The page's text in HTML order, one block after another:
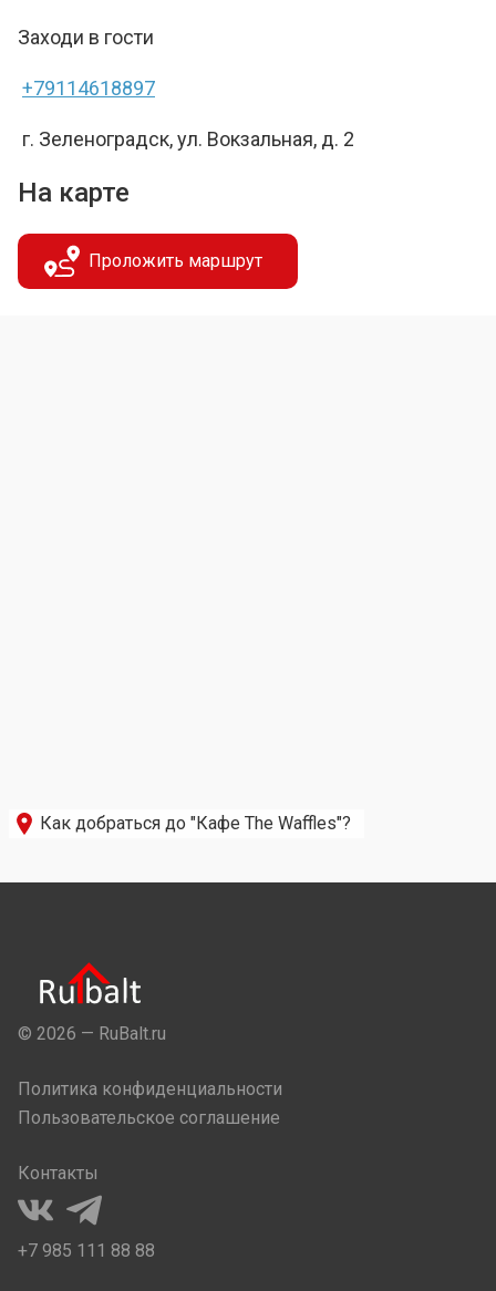
Заходи в гости
+79114618897
г. Зеленоградск, ул. Вокзальная, д. 2
На карте
Проложить маршрут
Как добраться до "Кафе The Waffles"?
© 2026 — RuBalt.ru
Политика конфиденциальности
Пользовательское соглашение
Контакты
+7 985 111 88 88